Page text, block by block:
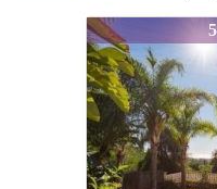
242-00307
579.000 €
242-00307